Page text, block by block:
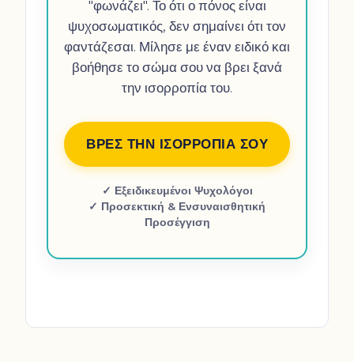
"φωνάζει". Το ότι ο πόνος είναι
ψυχοσωματικός, δεν σημαίνει ότι τον
φαντάζεσαι. Μίλησε με έναν ειδικό και
βοήθησε το σώμα σου να βρει ξανά
την ισορροπία του.
ΒΡΕΣ ΤΗΝ ΙΣΟΡΡΟΠΙΑ ΣΟΥ
✓ Εξειδικευμένοι Ψυχολόγοι
✓ Προσεκτική & Ενσυναισθητική
Προσέγγιση